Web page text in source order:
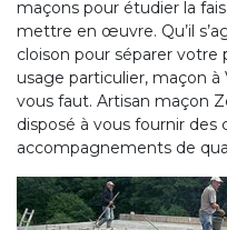
maçons pour étudier la
mettre en œuvre. Qu’il
cloison pour séparer votre
usage particulier, maçon à
vous faut. Artisan maçon
disposé à vous fournir des
accompagnements de